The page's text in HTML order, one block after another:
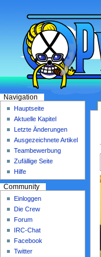
Navigation
Hauptseite
Aktuelle Kapitel
Letzte Änderungen
Ausgezeichnete Artikel
Teambewerbung
Zufällige Seite
Hilfe
Community
Einloggen
Die Crew
Forum
IRC-Chat
Facebook
Twitter